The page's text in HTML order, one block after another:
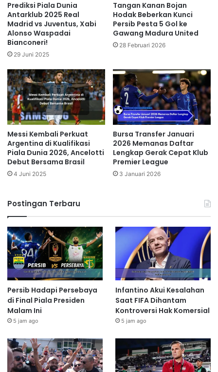
Prediksi Piala Dunia
Antarklub 2025 Real
Madrid vs Juventus, Xabi
Alonso Waspadai
Bianconeri!
29 Juni 2025
Tangan Kanan Bojan
Hodak Beberkan Kunci
Persib Pesta 5 Gol ke
Gawang Madura United
28 Februari 2026
Messi Kembali Perkuat
Argentina di Kualifikasi
Piala Dunia 2026, Ancelotti
Debut Bersama Brasil
4 Juni 2025
Bursa Transfer Januari
2026 Memanas Daftar
Lengkap Gerak Cepat Klub
Premier League
3 Januari 2026
Postingan Terbaru
Persib Hadapi Persebaya
di Final Piala Presiden
Malam Ini
5 jam ago
Infantino Akui Kesalahan
Saat FIFA Dihantam
Kontroversi Hak Komersial
5 jam ago